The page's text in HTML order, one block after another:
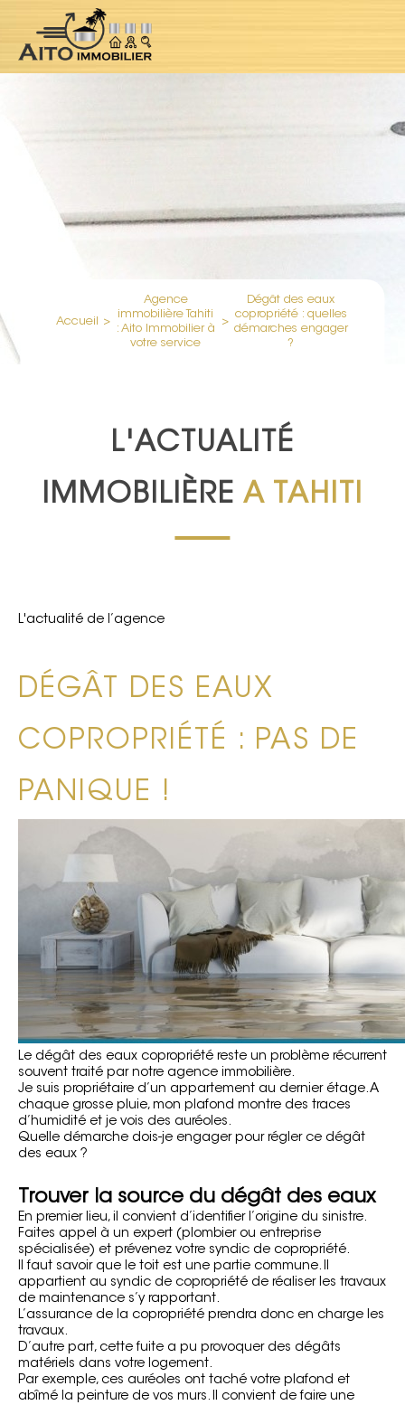
Accueil >
Agence
immobilière Tahiti
: Aito Immobilier à
votre service
>
Dégât des eaux
copropriété : quelles
démarches engager
?
L'ACTUALITÉ
IMMOBILIÈRE A TAHITI
L'actualité de l’agence
DÉGÂT DES EAUX
COPROPRIÉTÉ : PAS DE
PANIQUE !
Le dégât des eaux copropriété reste un problème récurrent
souvent traité par notre agence immobilière.
Je suis propriétaire d’un appartement au dernier étage. A
chaque grosse pluie, mon plafond montre des traces
d’humidité et je vois des auréoles.
Quelle démarche dois-je engager pour régler ce dégât
des eaux ?
Trouver la source du dégât des eaux
En premier lieu, il convient d’identifier l’origine du sinistre.
Faites appel à un expert (plombier ou entreprise
spécialisée) et prévenez votre syndic de copropriété.
Il faut savoir que le toit est une partie commune. Il
appartient au syndic de copropriété de réaliser les travaux
de maintenance s’y rapportant.
L’assurance de la copropriété prendra donc en charge les
travaux.
D’autre part, cette fuite a pu provoquer des dégâts
matériels dans votre logement.
Par exemple, ces auréoles ont taché votre plafond et
abîmé la peinture de vos murs. Il convient de faire une